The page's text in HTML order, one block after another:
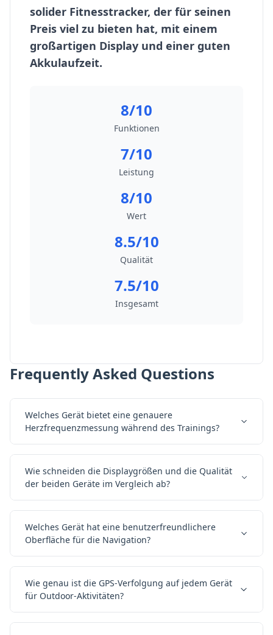
solider Fitnesstracker, der für seinen
Preis viel zu bieten hat, mit einem
großartigen Display und einer guten
Akkulaufzeit.
8/10
Funktionen
7/10
Leistung
8/10
Wert
8.5/10
Qualität
7.5/10
Insgesamt
Frequently Asked Questions
Welches Gerät bietet eine genauere
Herzfrequenzmessung während des Trainings?
Wie schneiden die Displaygrößen und die Qualität
der beiden Geräte im Vergleich ab?
Welches Gerät hat eine benutzerfreundlichere
Oberfläche für die Navigation?
Wie genau ist die GPS-Verfolgung auf jedem Gerät
für Outdoor-Aktivitäten?